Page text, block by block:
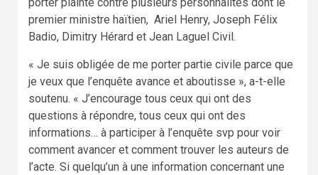
premier ministre haïtien, Ariel Henry, Joseph Félix
Badio, Dimitry Hérard et Jean Laguel Civil.
« Je suis obligée de me porter partie civile parce que
je veux que l’enquête avance et aboutisse », a-t-elle
soutenu. « J’encourage tous ceux qui ont des
questions à répondre, tous ceux qui ont des
informations… à participer à l’enquête svp pour voir
comment avancer et comment trouver les auteurs de
l’acte. Si quelqu’un à une information concernant une